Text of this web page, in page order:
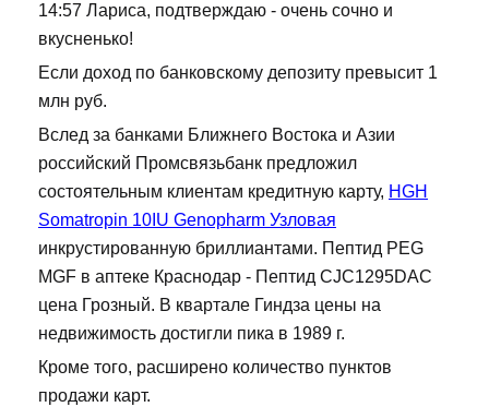
14:57 Лариса, подтверждаю - очень сочно и
вкусненько!
Если доход по банковскому депозиту превысит 1
млн руб.
Вслед за банками Ближнего Востока и Азии
российский Промсвязьбанк предложил
состоятельным клиентам кредитную карту, HGH
Somatropin 10IU Genopharm Узловая
инкрустированную бриллиантами. Пептид PEG
MGF в аптеке Краснодар - Пептид CJC1295DAC
цена Грозный. В квартале Гиндза цены на
недвижимость достигли пика в 1989 г.
Кроме того, расширено количество пунктов
продажи карт.